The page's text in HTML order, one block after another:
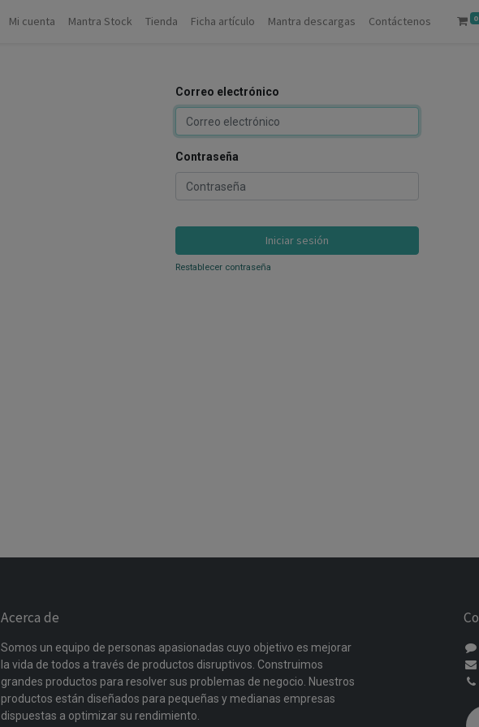
Mi cuenta Mantra Stock Tienda Ficha artículo Mantra descargas Contáctenos 0
Correo electrónico
Contraseña
Iniciar sesión
Restablecer contraseña
Acerca de
Somos un equipo de personas apasionadas cuyo objetivo es mejorar
la vida de todos a través de productos disruptivos. Construimos
grandes productos para resolver sus problemas de negocio. Nuestros
productos están diseñados para pequeñas y medianas empresas
dispuestas a optimizar su rendimiento.